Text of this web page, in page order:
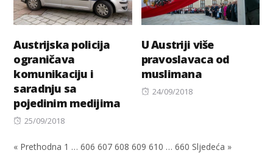
Austrijska policija
ograničava
komunikaciju i
saradnju sa
pojedinim medijima
Posted
25/09/2018
U Austriji više
pravoslavaca od
muslimana
Posted
24/09/2018
« Prethodna 1 … 606 607 608 609 610 … 660 Sljedeća »